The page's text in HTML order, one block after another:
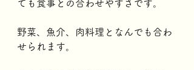
ても食事との合わせやすさです。
野菜、魚介、肉料理となんでも合わ
せられます。